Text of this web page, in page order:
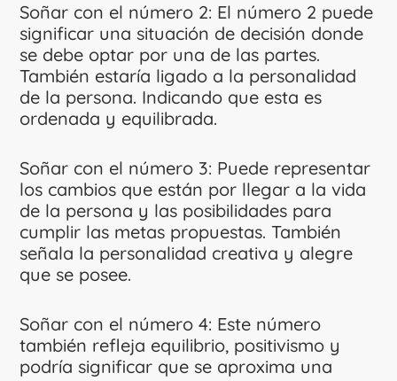
Soñar con el número 2: El número 2 puede
significar una situación de decisión donde
se debe optar por una de las partes.
También estaría ligado a la personalidad
de la persona. Indicando que esta es
ordenada y equilibrada.
Soñar con el número 3: Puede representar
los cambios que están por llegar a la vida
de la persona y las posibilidades para
cumplir las metas propuestas. También
señala la personalidad creativa y alegre
que se posee.
Soñar con el número 4: Este número
también refleja equilibrio, positivismo y
podría significar que se aproxima una